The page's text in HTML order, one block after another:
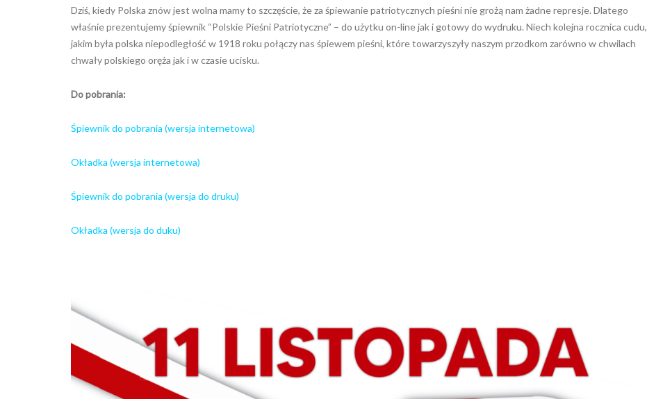
Dziś, kiedy Polska znów jest wolna mamy to szczęście, że za śpiewanie patriotycznych pieśni nie grożą nam żadne represje. Dlatego
właśnie prezentujemy śpiewnik “Polskie Pieśni Patriotyczne” – do użytku on-line jak i gotowy do wydruku. Niech kolejna rocznica cudu,
jakim była polska niepodległość w 1918 roku połączy nas śpiewem pieśni, które towarzyszyły naszym przodkom zarówno w chwilach
chwały polskiego oręża jak i w czasie ucisku.
Do pobrania:
Śpiewnik do pobrania (wersja internetowa)
Okładka (wersja internetowa)
Śpiewnik do pobrania (wersja do druku)
Okładka (wersja do duku)